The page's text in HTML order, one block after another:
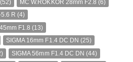
MC W.ROKKOR 28mm F2.8 (6)
R (4)
F1.8 (13)
SIGMA 16mm F1.4 DC DN (25)
SIGMA 56mm F1.4 DC DN (44)